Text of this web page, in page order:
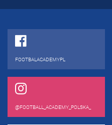
FOOTBALACADEMYPL
@FOOTBALL_ACADEMY_POLSKA_